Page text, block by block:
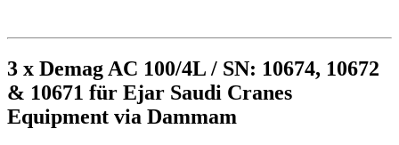
3 x Demag AC 100/4L / SN: 10674, 10672
& 10671 für Ejar Saudi Cranes
Equipment via Dammam